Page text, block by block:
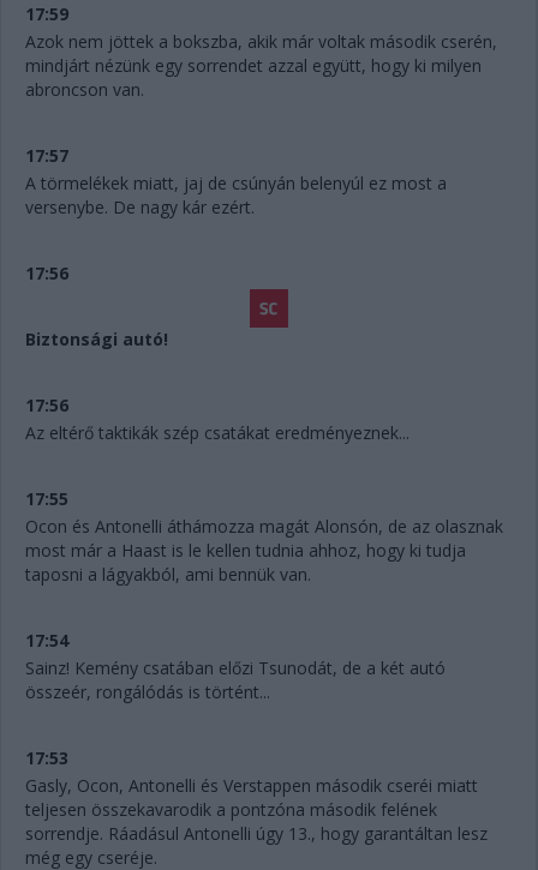
17:59
Azok nem jöttek a bokszba, akik már voltak második cserén,
mindjárt nézünk egy sorrendet azzal együtt, hogy ki milyen
abroncson van.
17:57
A törmelékek miatt, jaj de csúnyán belenyúl ez most a
versenybe. De nagy kár ezért.
17:56
Biztonsági autó!
17:56
Az eltérő taktikák szép csatákat eredményeznek...
17:55
Ocon és Antonelli áthámozza magát Alonsón, de az olasznak
most már a Haast is le kellen tudnia ahhoz, hogy ki tudja
taposni a lágyakból, ami bennük van.
17:54
Sainz! Kemény csatában előzi Tsunodát, de a két autó
összeér, rongálódás is történt...
17:53
Gasly, Ocon, Antonelli és Verstappen második cseréi miatt
teljesen összekavarodik a pontzóna második felének
sorrendje. Ráadásul Antonelli úgy 13., hogy garantáltan lesz
még egy cseréje.